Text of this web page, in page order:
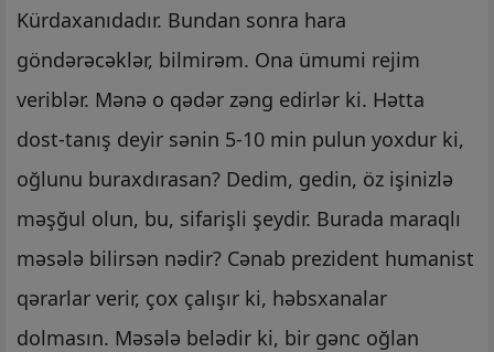
Kürdaxanıdadır. Bundan sonra hara
göndərəcəklər, bilmirəm. Ona ümumi rejim
veriblər. Mənə o qədər zəng edirlər ki. Hətta
dost-tanış deyir sənin 5-10 min pulun yoxdur ki,
oğlunu buraxdırasan? Dedim, gedin, öz işinizlə
məşğul olun, bu, sifarişli şeydir. Burada maraqlı
məsələ bilirsən nədir? Cənab prezident humanist
qərarlar verir, çox çalışır ki, həbsxanalar
dolmasın. Məsələ belədir ki, bir gənc oğlan